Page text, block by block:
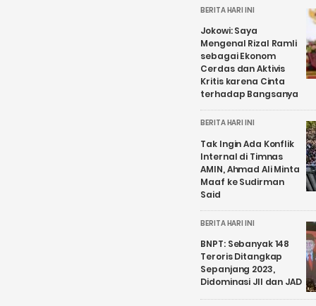
BERITA HARI INI
Jokowi: Saya
Mengenal Rizal Ramli
sebagai Ekonom
Cerdas dan Aktivis
Kritis karena Cinta
terhadap Bangsanya
BERITA HARI INI
Tak Ingin Ada Konflik
Internal di Timnas
AMIN, Ahmad Ali Minta
Maaf ke Sudirman
Said
BERITA HARI INI
BNPT: Sebanyak 148
Teroris Ditangkap
Sepanjang 2023,
Didominasi JII dan JAD